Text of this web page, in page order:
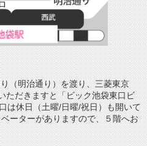
（明治通り）を渡り、三菱東京
ただきますと「ビック池袋東口ビ
は休日（土曜/日曜/祝日）も開いて
ーターがありますので、５階へお